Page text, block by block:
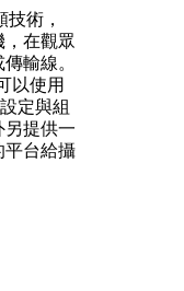
術，
在觀眾
輸線。
以使用
定與組
提供一
平台給攝